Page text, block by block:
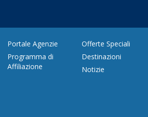
Portale Agenzie
Programma di
Affiliazione
Offerte Speciali
Destinazioni
Notizie